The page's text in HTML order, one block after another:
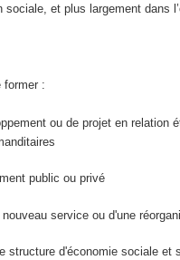
sociale, et plus largement dans
former :
ou de projet en relation
public ou privé
service ou d'une
structure d'économie sociale et